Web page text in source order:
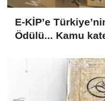
E-KİP’e
Ödülü... Kamu